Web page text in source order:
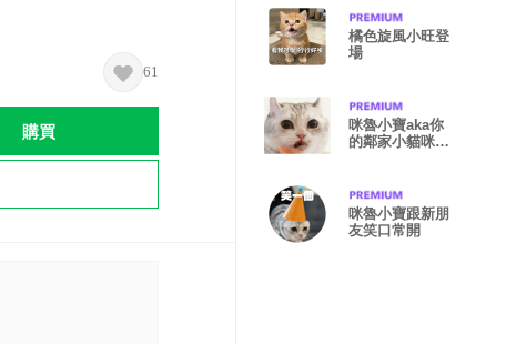
61
購買
橘色旋風小旺登
場
咪魯小寶aka你
的鄰家小貓咪
咪魯小寶跟新朋
友笑口常開